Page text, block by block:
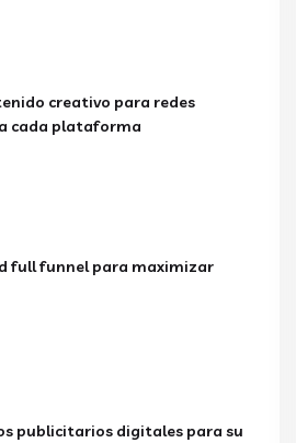
creativo para redes
cada plataforma
full funnel para maximizar
publicitarios digitales para su